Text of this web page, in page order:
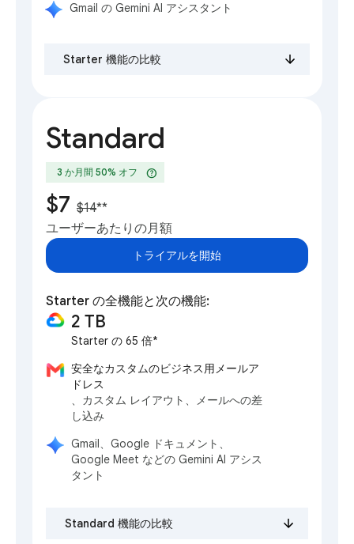
Gmail の Gemini AI アシスタント
Starter 機能の比較
Standard
3 か月間 50% オフ help
$7 $14**
ユーザーあたりの月額
トライアルを開始
Starter の全機能と次の機能:
2 TB
Starter の 65 倍*
安全なカスタムのビジネス用メールア
ドレス
、カスタム レイアウト、メールへの差
し込み
Gmail、Google ドキュメント、
Google Meet などの Gemini AI アシス
タント
Standard 機能の比較